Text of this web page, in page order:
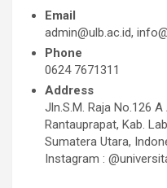
Email
admin@ulb.ac.id,
Phone
0624 7671311
Address
Jln.S.M. Raja No.126
Rantauprapat, Kab.
Sumatera Utara,
Instagram :